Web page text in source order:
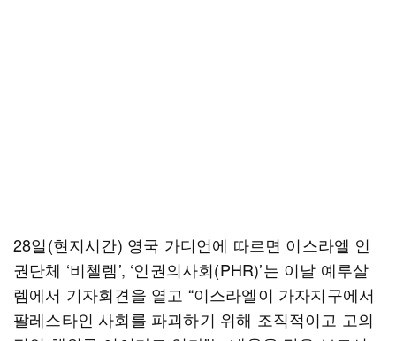
28일(현지시간) 영국 가디언에 따르면 이스라엘 인
권단체 ‘비첼렘’, ‘인권의사회(PHR)’는 이날 예루살
렘에서 기자회견을 열고 “이스라엘이 가자지구에서
팔레스타인 사회를 파괴하기 위해 조직적이고 고의